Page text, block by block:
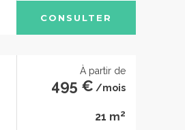
CONSULTER
À partir de
495 € /mois
21 m2